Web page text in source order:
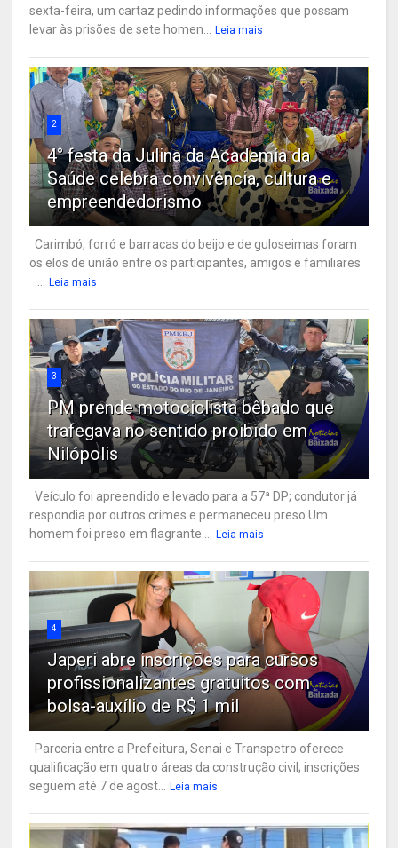
sexta-feira, um cartaz pedindo informações que possam
levar às prisões de sete homen...
Leia mais
2
4° festa da Julina da Academia da
Saúde celebra convivência, cultura e
empreendedorismo
Carimbó, forró e barracas do beijo e de guloseimas foram
os elos de união entre os participantes, amigos e familiares
Leia mais
3
PM prende motociclista bêbado que
trafegava no sentido proibido em
Nilópolis
Veículo foi apreendido e levado para a 57ª DP; condutor já
respondia por outros crimes e permaneceu preso Um
homem foi preso em flagrante ...
Leia mais
4
Japeri abre inscrições para cursos
profissionalizantes gratuitos com
bolsa-auxílio de R$ 1 mil
Parceria entre a Prefeitura, Senai e Transpetro oferece
qualificação em quatro áreas da construção civil; inscrições
seguem até 7 de agost...
Leia mais